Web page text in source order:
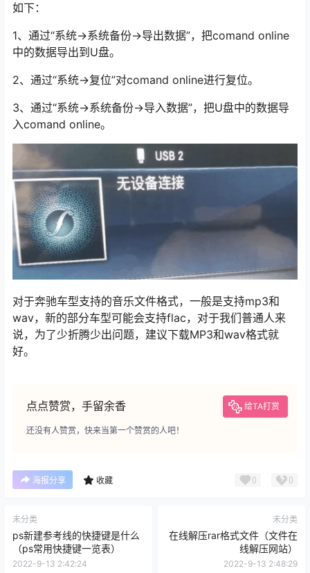
如下：
1、通过“系统→系统备份→导出数据”，把comand online
中的数据导出到U盘。
2、通过“系统→复位”对comand online进行复位。
3、通过“系统→系统备份→导入数据”，把U盘中的数据导
入comand online。
对于奔驰车型支持的音乐文件格式，一般是支持mp3和
wav，新的部分车型可能会支持flac，对于我们普通人来
说，为了少折腾少出问题，建议下载MP3和wav格式就
好。
点点赞赏，手留余香 给TA打赏
还没有人赞赏，快来当第一个赞赏的人吧！
海报分享 收藏 0 0
未分类
ps新建参考线的快捷键是什么
（ps常用快捷键一览表）
2022-9-13 2:42:24
未分类
在线解压rar格式文件（文件在
线解压网站）
2022-9-13 2:48:29